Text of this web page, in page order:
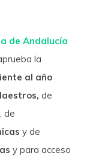
de Andalucía
la
al año
de
, de
y de
y para acceso